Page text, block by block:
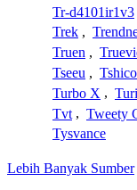
Tr-d4101ir1v3
Trek ,
Truen ,
Tseeu ,
Turbo X ,
Tvt , Tweety
Tysvance
Lebih Banyak Sumber